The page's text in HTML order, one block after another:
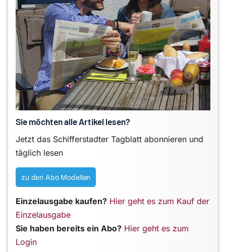
Sie möchten alle Artikel lesen?
Jetzt das Schifferstadter Tagblatt abonnieren und
täglich lesen
zu den Abo Modellen
Einzelausgabe kaufen? Hier geht es zum Kauf der
Einzelausgabe
Sie haben bereits ein Abo? Hier geht es zum
Login